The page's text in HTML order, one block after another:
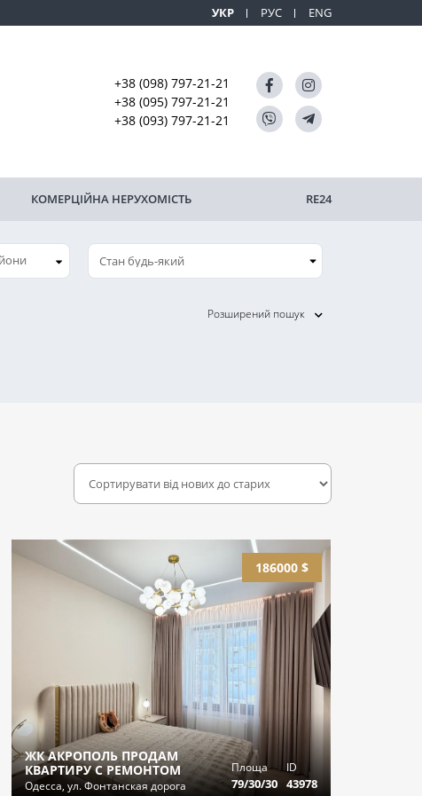
УКР РУС ENG
+38 (098) 797-21-21
+38 (095) 797-21-21
+38 (093) 797-21-21
КОМЕРЦІЙНА НЕРУХОМІСТЬ RE24
Розширений пошук
186000 $
ЖК АКРОПОЛЬ ПРОДАМ
КВАРТИРУ С РЕМОНТОМ
Одесса, ул. Фонтанская дорога
Площа
79/30/30
ID
43978